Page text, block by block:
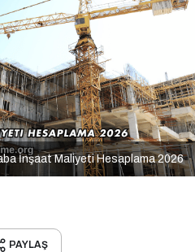
İnşaat Maliyeti Hesaplama 2026
PAYLAŞ